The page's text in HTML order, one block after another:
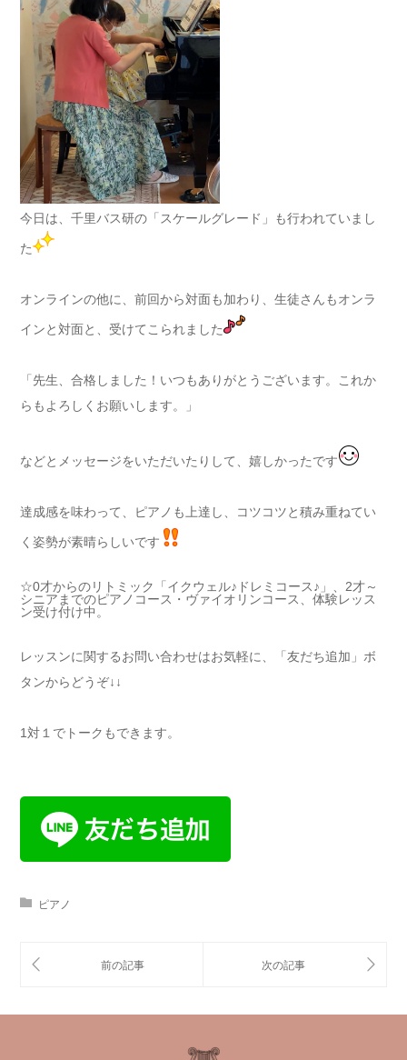
今日は、千里バス研の「スケールグレード」も行われていまし
た
オンラインの他に、前回から対面も加わり、生徒さんもオンラ
インと対面と、受けてこられました
「先生、合格しました！いつもありがとうございます。これか
らもよろしくお願いします。」
などとメッセージをいただいたりして、嬉しかったです
達成感を味わって、ピアノも上達し、コツコツと積み重ねてい
く姿勢が素晴らしいです
☆0才からのリトミック「イクウェル♪ドレミコース♪」、2才～
シニアまでのピアノコース・ヴァイオリンコース、体験レッス
ン受け付け中。
レッスンに関するお問い合わせはお気軽に、「友だち追加」ボ
タンからどうぞ↓↓
1対１でトークもできます。
ピアノ